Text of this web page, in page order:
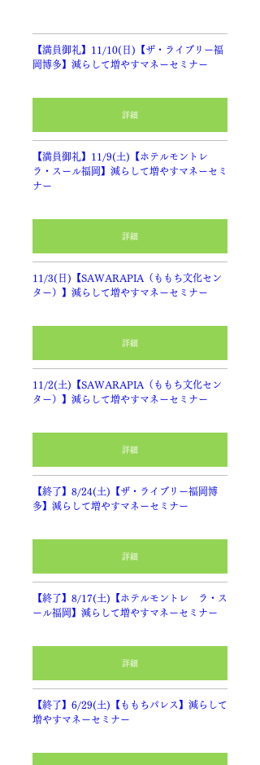
【満員御礼】11/10(日)【ザ・ライブリー福
岡博多】減らして増やすマネーセミナー
詳細
【満員御礼】11/9(土)【ホテルモントレ
ラ・スール福岡】減らして増やすマネーセミ
ナー
詳細
11/3(日)【SAWARAPIA（ももち文化セン
ター）】減らして増やすマネーセミナー
詳細
11/2(土)【SAWARAPIA（ももち文化セン
ター）】減らして増やすマネーセミナー
詳細
【終了】8/24(土)【ザ・ライブリー福岡博
多】減らして増やすマネーセミナー
詳細
【終了】8/17(土)【ホテルモントレ ラ・ス
ール福岡】減らして増やすマネーセミナー
詳細
【終了】6/29(土)【ももちパレス】減らして
増やすマネーセミナー